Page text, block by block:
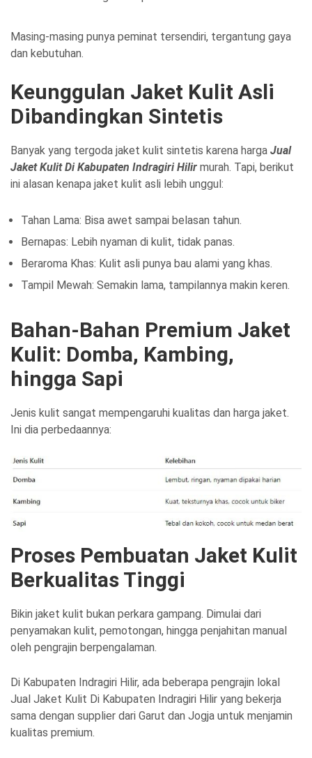
Masing-masing punya peminat tersendiri, tergantung gaya
dan kebutuhan.
Keunggulan Jaket Kulit Asli
Dibandingkan Sintetis
Banyak yang tergoda jaket kulit sintetis karena harga Jual
Jaket Kulit Di Kabupaten Indragiri Hilir murah. Tapi, berikut
ini alasan kenapa jaket kulit asli lebih unggul:
Tahan Lama: Bisa awet sampai belasan tahun.
Bernapas: Lebih nyaman di kulit, tidak panas.
Beraroma Khas: Kulit asli punya bau alami yang khas.
Tampil Mewah: Semakin lama, tampilannya makin keren.
Bahan-Bahan Premium Jaket
Kulit: Domba, Kambing,
hingga Sapi
Jenis kulit sangat mempengaruhi kualitas dan harga jaket.
Ini dia perbedaannya:
Proses Pembuatan Jaket Kulit
Berkualitas Tinggi
Bikin jaket kulit bukan perkara gampang. Dimulai dari
penyamakan kulit, pemotongan, hingga penjahitan manual
oleh pengrajin berpengalaman.
Di Kabupaten Indragiri Hilir, ada beberapa pengrajin lokal
Jual Jaket Kulit Di Kabupaten Indragiri Hilir yang bekerja
sama dengan supplier dari Garut dan Jogja untuk menjamin
kualitas premium.